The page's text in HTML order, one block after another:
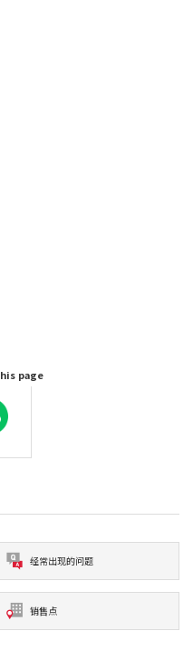
page
经常出现的问题
销售点